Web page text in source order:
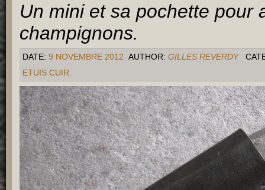
Un mini et sa pochette pour
champignons.
DATE: 9 NOVEMBRE 2012 AUTHOR: GILLES REVERDY
ETUIS CUIR.